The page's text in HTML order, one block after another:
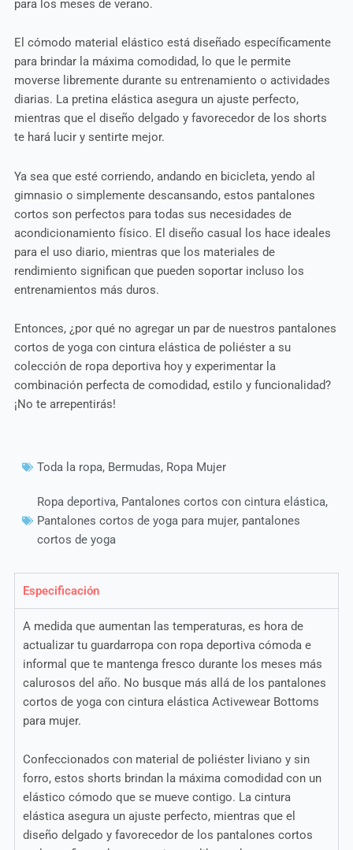
para los meses de verano.
El cómodo material elástico está diseñado específicamente
para brindar la máxima comodidad, lo que le permite
moverse libremente durante su entrenamiento o actividades
diarias. La pretina elástica asegura un ajuste perfecto,
mientras que el diseño delgado y favorecedor de los shorts
te hará lucir y sentirte mejor.
Ya sea que esté corriendo, andando en bicicleta, yendo al
gimnasio o simplemente descansando, estos pantalones
cortos son perfectos para todas sus necesidades de
acondicionamiento físico. El diseño casual los hace ideales
para el uso diario, mientras que los materiales de
rendimiento significan que pueden soportar incluso los
entrenamientos más duros.
Entonces, ¿por qué no agregar un par de nuestros pantalones
cortos de yoga con cintura elástica de poliéster a su
colección de ropa deportiva hoy y experimentar la
combinación perfecta de comodidad, estilo y funcionalidad?
¡No te arrepentirás!
Toda la ropa, Bermudas, Ropa Mujer
Ropa deportiva, Pantalones cortos con cintura elástica,
Pantalones cortos de yoga para mujer, pantalones
cortos de yoga
Especificación
A medida que aumentan las temperaturas, es hora de
actualizar tu guardarropa con ropa deportiva cómoda e
informal que te mantenga fresco durante los meses más
calurosos del año. No busque más allá de los pantalones
cortos de yoga con cintura elástica Activewear Bottoms
para mujer.
Confeccionados con material de poliéster liviano y sin
forro, estos shorts brindan la máxima comodidad con un
elástico cómodo que se mueve contigo. La cintura
elástica asegura un ajuste perfecto, mientras que el
diseño delgado y favorecedor de los pantalones cortos